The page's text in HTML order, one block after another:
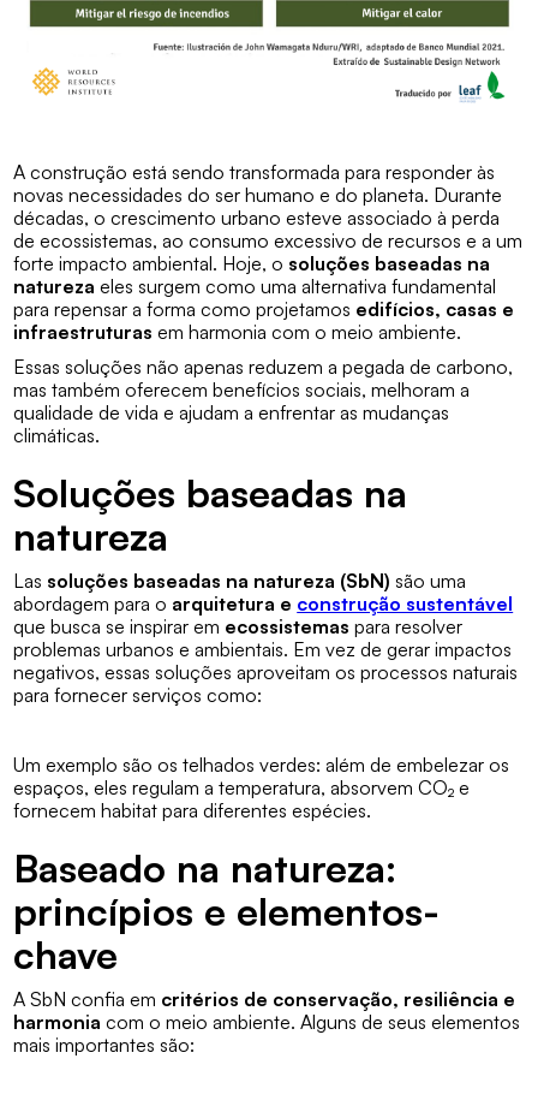
A construção está sendo transformada para responder às
novas necessidades do ser humano e do planeta. Durante
décadas, o crescimento urbano esteve associado à perda
de ecossistemas, ao consumo excessivo de recursos e a um
forte impacto ambiental. Hoje, o soluções baseadas na
natureza eles surgem como uma alternativa fundamental
para repensar a forma como projetamos edifícios, casas e
infraestruturas em harmonia com o meio ambiente.
Essas soluções não apenas reduzem a pegada de carbono,
mas também oferecem benefícios sociais, melhoram a
qualidade de vida e ajudam a enfrentar as mudanças
climáticas.
Soluções baseadas na
natureza
Las soluções baseadas na natureza (SbN) são uma
abordagem para o arquitetura e construção sustentável
que busca se inspirar em ecossistemas para resolver
problemas urbanos e ambientais. Em vez de gerar impactos
negativos, essas soluções aproveitam os processos naturais
para fornecer serviços como:
Um exemplo são os telhados verdes: além de embelezar os
espaços, eles regulam a temperatura, absorvem CO₂ e
fornecem habitat para diferentes espécies.
Baseado na natureza:
princípios e elementos-
chave
A SbN confia em critérios de conservação, resiliência e
harmonia com o meio ambiente. Alguns de seus elementos
mais importantes são: